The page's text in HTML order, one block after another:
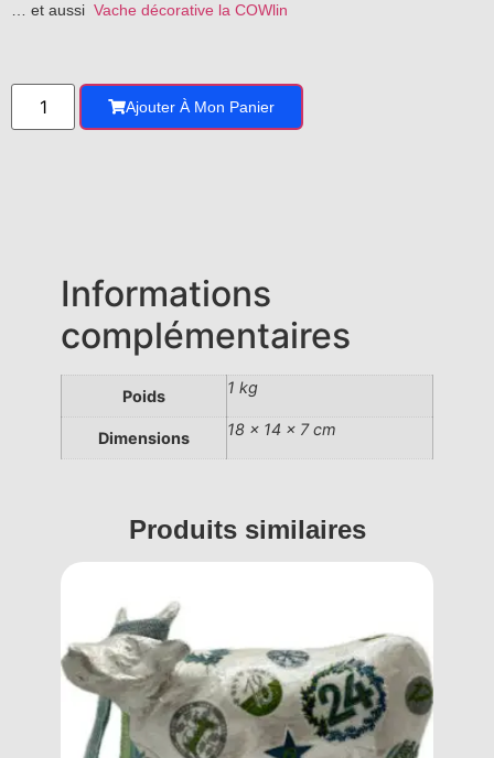
… et aussi Vache décorative la COWlin
Ajouter À Mon Panier
Informations
complémentaires
Poids 1 kg
Dimensions 18 × 14 × 7 cm
Produits similaires